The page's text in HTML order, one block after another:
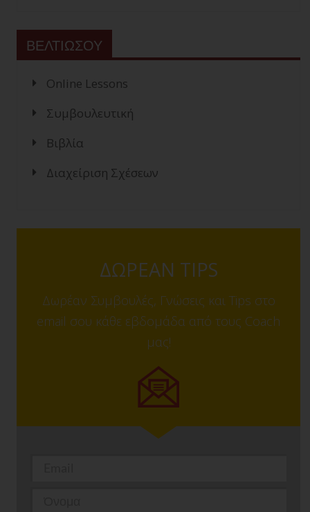
ΒΕΛΤΙΩΣΟΥ
Online Lessons
Συμβουλευτική
Βιβλία
Διαχείριση Σχέσεων
ΔΩΡΕΑΝ TIPS
Δωρέαν Συμβουλές, Γνώσεις και Tips στο
email σου κάθε εβδομάδα από τους Coach
μας!